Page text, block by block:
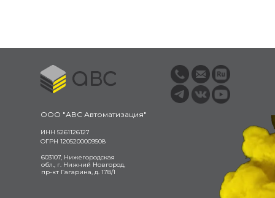
ИНН 5261126127
ОГРН 1205200009508
ООО "АВС Автоматизация"
603107, Нижегородская
обл., г. Нижний Новгород,
пр-кт Гагарина, д. 178/1